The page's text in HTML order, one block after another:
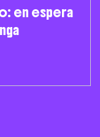
en espera